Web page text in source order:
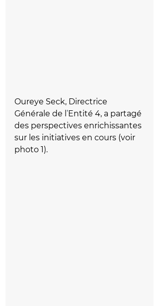
Oureye Seck, Directrice
Générale de l ’Entité 4, a partagé
des perspectives enrichissantes
sur les initiatives en cours (voir
photo 1).